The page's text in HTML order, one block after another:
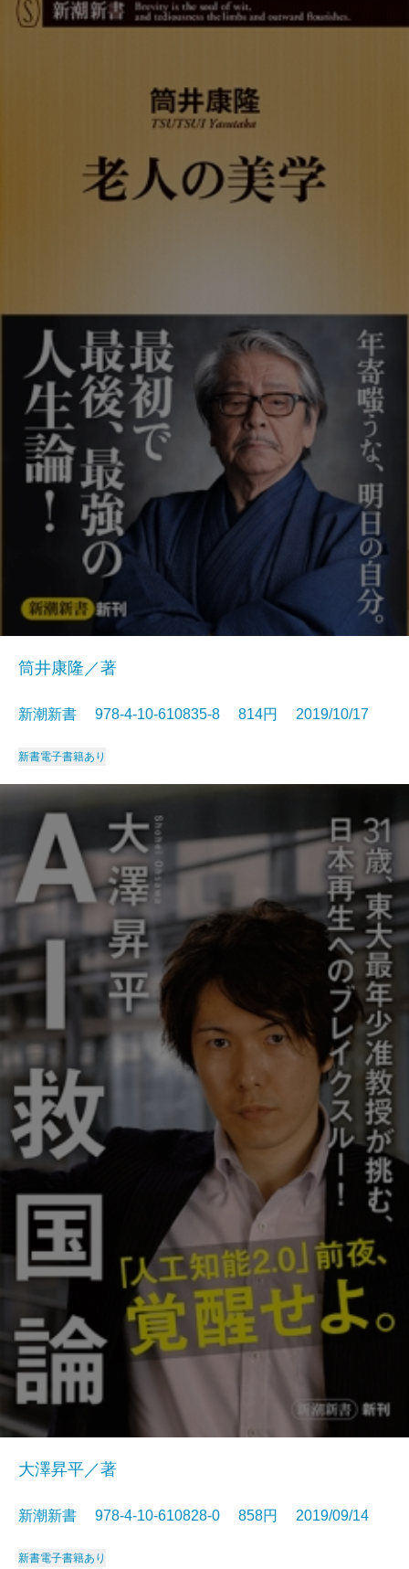
筒井康隆／著
新潮新書 978-4-10-610835-8 814円 2019/10/17
新書電子書籍あり
大澤昇平／著
新潮新書 978-4-10-610828-0 858円 2019/09/14
新書電子書籍あり